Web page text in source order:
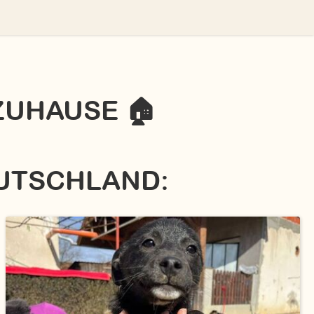
🏠